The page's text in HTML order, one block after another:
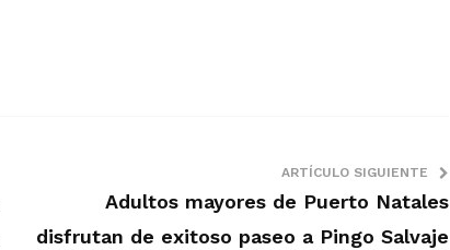
ARTÍCULO SIGUIENTE
Adultos mayores de Puerto Natales
disfrutan de exitoso paseo a Pingo Salvaje